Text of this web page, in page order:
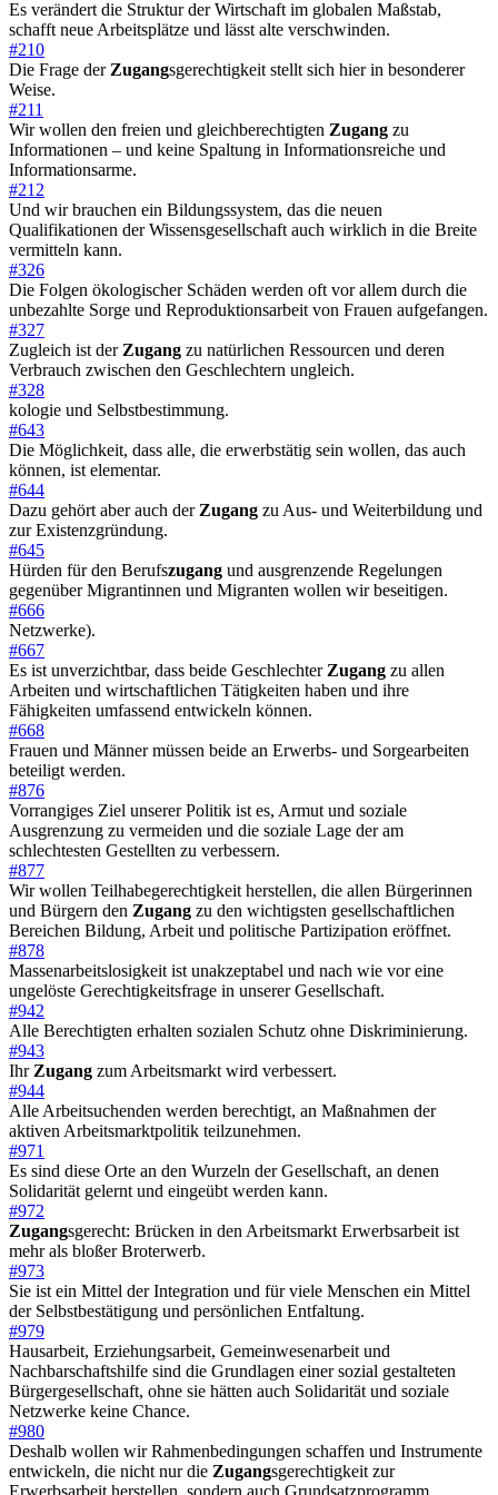
Es verändert die Struktur der Wirtschaft im globalen Maßstab,
schafft neue Arbeitsplätze und lässt alte verschwinden.
#210
Die Frage der Zugangsgerechtigkeit stellt sich hier in besonderer
Weise.
#211
Wir wollen den freien und gleichberechtigten Zugang zu
Informationen – und keine Spaltung in Informationsreiche und
Informationsarme.
#212
Und wir brauchen ein Bildungssystem, das die neuen
Qualifikationen der Wissensgesellschaft auch wirklich in die Breite
vermitteln kann.
#326
Die Folgen ökologischer Schäden werden oft vor allem durch die
unbezahlte Sorge und Reproduktionsarbeit von Frauen aufgefangen.
#327
Zugleich ist der Zugang zu natürlichen Ressourcen und deren
Verbrauch zwischen den Geschlechtern ungleich.
#328
kologie und Selbstbestimmung.
#643
Die Möglichkeit, dass alle, die erwerbstätig sein wollen, das auch
können, ist elementar.
#644
Dazu gehört aber auch der Zugang zu Aus- und Weiterbildung und
zur Existenzgründung.
#645
Hürden für den Berufszugang und ausgrenzende Regelungen
gegenüber Migrantinnen und Migranten wollen wir beseitigen.
#666
Netzwerke).
#667
Es ist unverzichtbar, dass beide Geschlechter Zugang zu allen
Arbeiten und wirtschaftlichen Tätigkeiten haben und ihre
Fähigkeiten umfassend entwickeln können.
#668
Frauen und Männer müssen beide an Erwerbs- und Sorgearbeiten
beteiligt werden.
#876
Vorrangiges Ziel unserer Politik ist es, Armut und soziale
Ausgrenzung zu vermeiden und die soziale Lage der am
schlechtesten Gestellten zu verbessern.
#877
Wir wollen Teilhabegerechtigkeit herstellen, die allen Bürgerinnen
und Bürgern den Zugang zu den wichtigsten gesellschaftlichen
Bereichen Bildung, Arbeit und politische Partizipation eröffnet.
#878
Massenarbeitslosigkeit ist unakzeptabel und nach wie vor eine
ungelöste Gerechtigkeitsfrage in unserer Gesellschaft.
#942
Alle Berechtigten erhalten sozialen Schutz ohne Diskriminierung.
#943
Ihr Zugang zum Arbeitsmarkt wird verbessert.
#944
Alle Arbeitsuchenden werden berechtigt, an Maßnahmen der
aktiven Arbeitsmarktpolitik teilzunehmen.
#971
Es sind diese Orte an den Wurzeln der Gesellschaft, an denen
Solidarität gelernt und eingeübt werden kann.
#972
Zugangsgerecht: Brücken in den Arbeitsmarkt Erwerbsarbeit ist
mehr als bloßer Broterwerb.
#973
Sie ist ein Mittel der Integration und für viele Menschen ein Mittel
der Selbstbestätigung und persönlichen Entfaltung.
#979
Hausarbeit, Erziehungsarbeit, Gemeinwesenarbeit und
Nachbarschaftshilfe sind die Grundlagen einer sozial gestalteten
Bürgergesellschaft, ohne sie hätten auch Solidarität und soziale
Netzwerke keine Chance.
#980
Deshalb wollen wir Rahmenbedingungen schaffen und Instrumente
entwickeln, die nicht nur die Zugangsgerechtigkeit zur